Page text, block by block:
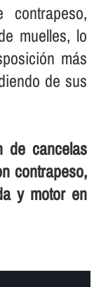
muelles, lo
más
de sus
de cancelas
contrapeso,
y motor en